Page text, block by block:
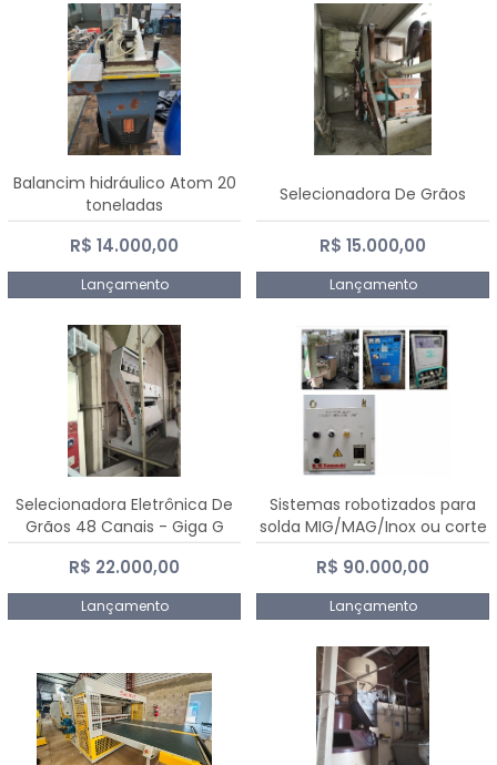
Balancim hidráulico Atom 20
toneladas
R$ 14.000,00
Lançamento
Selecionadora De Grãos
R$ 15.000,00
Lançamento
Selecionadora Eletrônica De
Grãos 48 Canais - Giga G
10000
R$ 22.000,00
Lançamento
Sistemas robotizados para
solda MIG/MAG/Inox ou corte
plasma
R$ 90.000,00
Lançamento